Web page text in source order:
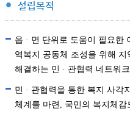
설립목적
읍 · 면 단위로 도움이 필요한
역복지 공동체 조성을 위해
해결하는 민 · 관협력 네트워
민 · 관협력을 통한 복지 사각
체계를 마련, 국민의 복지체